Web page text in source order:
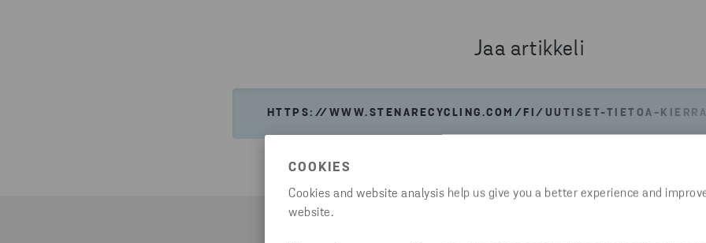
COOKIES
Cookies and website analysis help us give you a better experience and
website.
Jaa artikkeli
HTTPS://WWW.STENARECYCLING.COM/FI/UUTISET-TIETOA-